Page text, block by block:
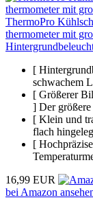
ThermoPro
thermometer mit
[
schwachem
[ Größerer
] Der
[ Klein und
flach
[
16,99 EUR
bei Amazon